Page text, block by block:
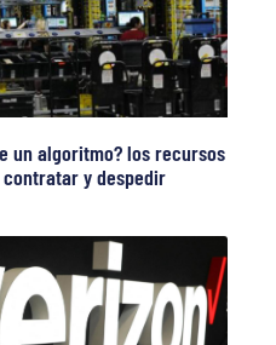
un algoritmo? los recursos
contratar y despedir